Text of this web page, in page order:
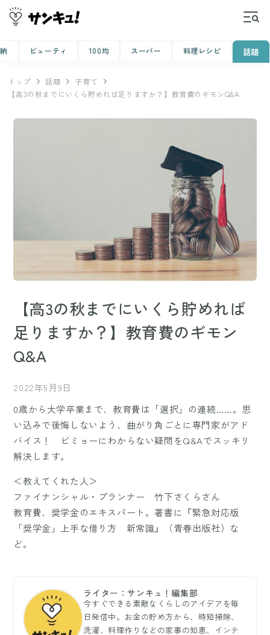
ビューティ 100均 スーパー 料理レシピ 話題
トップ 話題
子育て
【高3の秋までにいくら貯めれば足りますか？】教育費のギモンQ&A
【高3の秋までにいくら貯めれば
足りますか？】教育費のギモン
Q&A
2022年5月9日
0歳から大学卒業まで、教育費は「選択」の連続……。思
い込みで後悔しないよう、曲がり角ごとに専門家がアド
バイス！ ビミョーにわからない疑問をQ&Aでスッキリ
解決します。
＜教えてくれた人＞
ファイナンシャル・プランナー 竹下さくらさん
教育費、奨学金のエキスパート。著書に『緊急対応版
「奨学金」上手な借り方 新常識』（青春出版社）な
ど。
ライター：サンキュ！編集部
今すぐできる素敵なくらしのアイデアを毎
日発信中。お金の貯め方から、時短掃除、
洗濯、料理作りなどの家事の知恵、インテ